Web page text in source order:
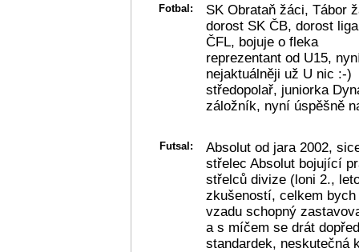
Fotbal:
SK Obrataň žáci, Tábor
dorost SK ČB, dorost
ČFL, bojuje o fleka
reprezentant od U15,
nejaktuálněji už U nic :-)
středopolař, juniorka
záložník, nyní úspěšně
Futsal:
Absolut od jara 2002,
střelec Absolut bojující
střelců divize (loni 2.,
zkušeností, celkem
vzadu schopný
a s míčem se drát
standardek, neskutečná